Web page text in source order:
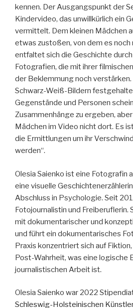
kennen. Der Ausgangspunkt der
Kindervideo, das unwillkürlich ein
vermittelt. Dem kleinen Mädchen
etwas zustoßen, von dem es noch
entfaltet sich die Geschichte durch
Fotografien, die mit ihrer
der Beklemmung noch verstärken.
Schwarz-Weiß-Bildern
Gegenstände und Personen
Zusammenhänge zu ergeben,
Mädchen im Video nicht dort. Es
die Ermittlungen um ihr
werden“.
Olesia Saienko ist eine Fotografin
eine visuelle
Abschluss in Psychologie. Seit
Fotojournalistin und Freiberuflerin.
mit dokumentarischer und
und führt ein dokumentarisches
Praxis konzentriert sich auf
Post-Wahrheit, was eine logische
journalistischen Arbeit ist.
Olesia Saienko war 2022
Schleswig-Holsteinischen